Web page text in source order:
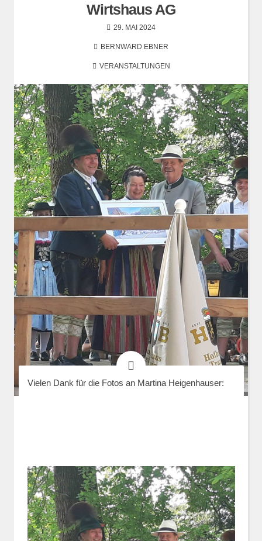
Wirtshaus AG
29. MAI 2024
BERNWARD EBNER
VERANSTALTUNGEN
Vielen Dank für die Fotos an Martina Heigenhauser: